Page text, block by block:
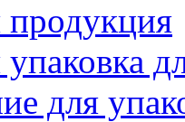
продукция
для